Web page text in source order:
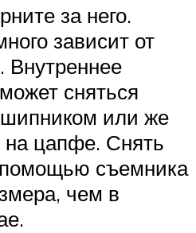
за него.
зависит от
Внутреннее
сняться
или же
на цапфе. Снять
съемника
чем в